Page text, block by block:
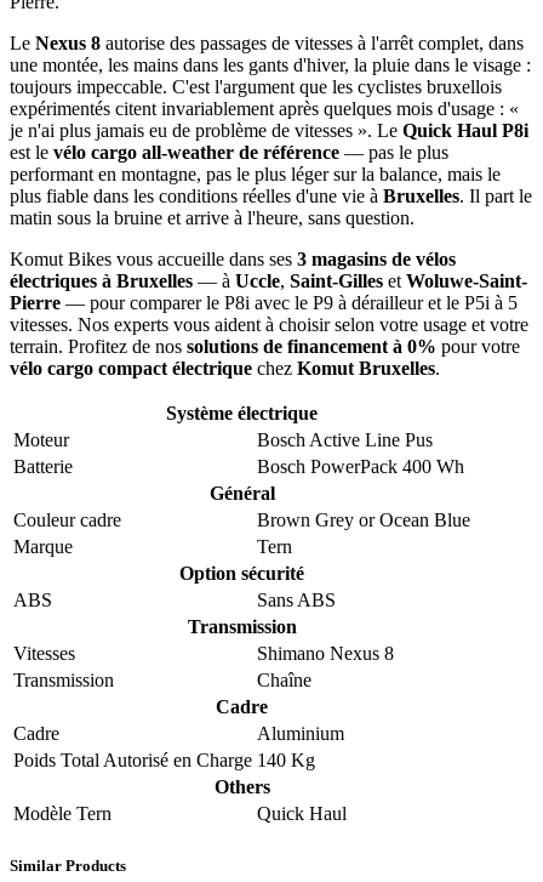
Le Nexus 8 autorise des passages de vitesses à l'arrêt complet, dans
une montée, les mains dans les gants d'hiver, la pluie dans le visage :
toujours impeccable. C'est l'argument que les cyclistes bruxellois
expérimentés citent invariablement après quelques mois d'usage : «
je n'ai plus jamais eu de problème de vitesses ». Le Quick Haul P8i
est le vélo cargo all-weather de référence — pas le plus
performant en montagne, pas le plus léger sur la balance, mais le
plus fiable dans les conditions réelles d'une vie à Bruxelles. Il part le
matin sous la bruine et arrive à l'heure, sans question.
Komut Bikes vous accueille dans ses 3 magasins de vélos
électriques à Bruxelles — à Uccle, Saint-Gilles etWoluwe-Saint-
Pierre — pour comparer le P8i avec le P9 à dérailleur et le P5i à 5
vitesses. Nos experts vous aident à choisir selon votre usage et votre
terrain. Profitez de nos solutions de financement à 0% pour votre
vélo cargo compact électrique chez Komut Bruxelles.
Système électrique
Moteur
Bosch Active Line Pus
Batterie
Bosch PowerPack 400 Wh
Général
Couleur cadre
Brown Grey orOcean Blue
Marque
Tern
Option sécurité
ABS
Sans ABS
Transmission
Vitesses
Shimano Nexus 8
Transmission
Chaîne
Cadre
Cadre
Aluminium
Poids Total Autorisé en Charge 140 Kg
Others
Modèle Tern
Quick Haul
Similar Products